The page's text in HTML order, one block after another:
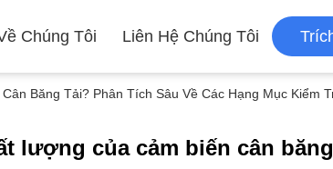
Chúng Tôi Liên Hệ Chúng Tôi
Băng Tải? Phân Tích Sâu Về Các Hạng Mục Kiểm
lượng của cảm biến cân